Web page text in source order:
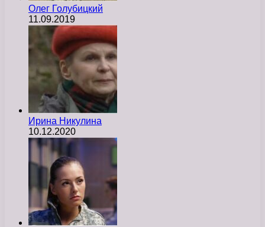
Олег Голубицкий
11.09.2019
Ирина Никулина
10.12.2020